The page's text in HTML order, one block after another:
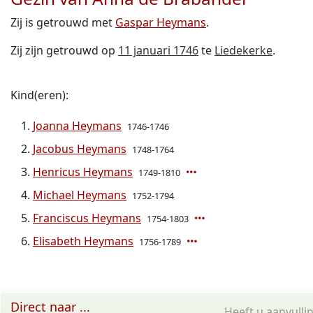
Zij is getrouwd met Gaspar Heymans.
Zij zijn getrouwd op 11 januari 1746te Liedekerke.
Kind(eren):
Joanna Heymans 1746-1746
Jacobus Heymans 1748-1764
Henricus Heymans 1749-1810
Michael Heymans 1752-1794
Franciscus Heymans 1754-1803
Elisabeth Heymans 1756-1789
Direct naar ...